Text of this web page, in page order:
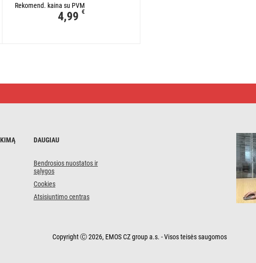
Rekomend. kaina su PVM
4,99 €
DAUGIAU
Bendrosios nuostatos ir
sąlygos
Cookies
Atsisiuntimo centras
Copyright Ⓒ 2026, EMOS CZ group a.s. - Visos teisės saugomos